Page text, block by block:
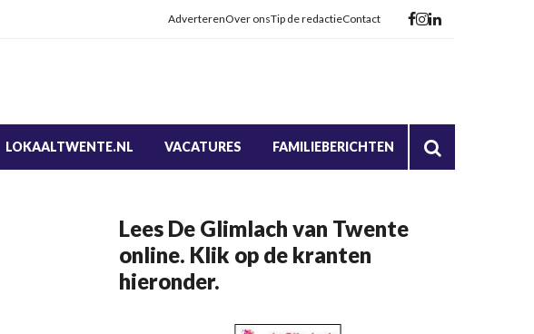
AdverterenOver onsTip de redactieContact
LOKAALTWENTE.NL VACATURES FAMILIEBERICHTEN
Lees De Glimlach van Twente
online. Klik op de kranten
hieronder.